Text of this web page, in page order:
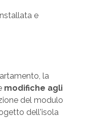
la
modifiche agli
del modulo
dell'isola